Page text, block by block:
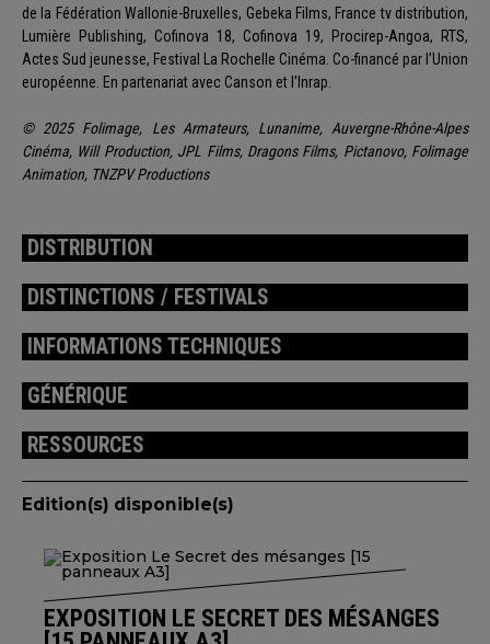
de la Fédération Wallonie-Bruxelles, Gebeka Films, France tv distribution,
Lumière Publishing, Cofinova 18, Cofinova 19, Procirep-Angoa, RTS,
Actes Sud jeunesse, Festival La Rochelle Cinéma. Co-financé par l’Union
européenne. En partenariat avec Canson et l'Inrap.
© 2025 Folimage, Les Armateurs, Lunanime, Auvergne-Rhône-Alpes
Cinéma, Will Production, JPL Films, Dragons Films, Pictanovo, Folimage
Animation, TNZPV Productions
DISTRIBUTION
DISTINCTIONS / FESTIVALS
INFORMATIONS TECHNIQUES
GÉNÉRIQUE
RESSOURCES
Edition(s) disponible(s)
EXPOSITION LE SECRET DES MÉSANGES